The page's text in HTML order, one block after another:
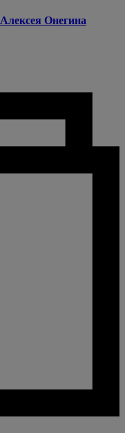
Алексея Онегина